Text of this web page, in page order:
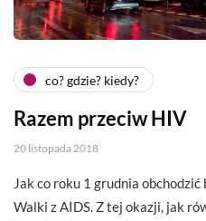
co? gdzie? kiedy?
Razem przeciw HIV
20 listopada 2018
Jak co roku 1 grudnia
Walki z AIDS. Z tej okazji, jak